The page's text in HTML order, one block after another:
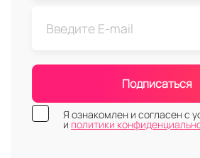
Подписаться
Я ознакомлен и согласен с
и политики